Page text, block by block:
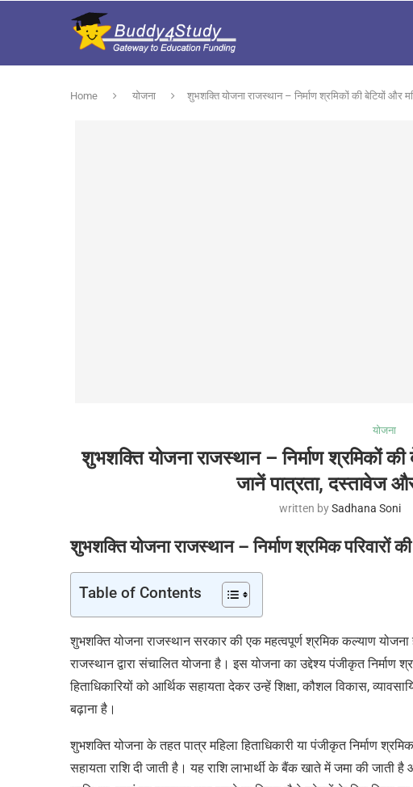
Home योजना शुभशक्ति योजना राजस्थान – निर्माण श्रमिकों की बेटियों
योजना
शुभशक्ति योजना राजस्थान – निर्माण श्रमिकों
जानें पात्रता, दस्तावेज
written bySadhana Soni
शुभशक्ति योजना राजस्थान – निर्माण श्रमिक परिवारों
Table of Contents
शुभशक्ति योजना राजस्थान सरकार की एक महत्वपूर्ण श्रमिक कल्याण
राजस्थान द्वारा संचालित योजना है। इस योजना का उद्देश्य पंजीकृत निर्माण
हिताधिकारियों को आर्थिक सहायता देकर उन्हें शिक्षा, कौशल विकास,
बढ़ाना है।
शुभशक्ति योजना के तहत पात्र महिला हिताधिकारी या पंजीकृत निर्माण
सहायता राशि दी जाती है। यह राशि लाभार्थी के बैंक खाते में जमा की जाती